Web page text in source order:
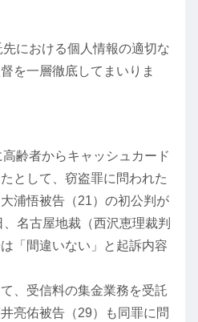
における個人情報の適切な
を一層徹底してまいりま
齢者からキャッシュカード
として、窃盗罪に問われた
浦悟被告（21）の初公判が
名古屋地裁（西沢恵理裁判
「間違いない」と起訴内容
、受信料の集金業務を受託
亮佑被告（29）も同罪に問